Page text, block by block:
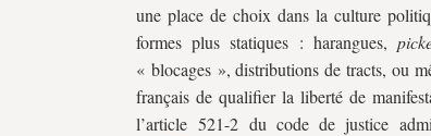
une place de choix dans la culture
formes plus statiques : harangues,
« blocages », distributions de tracts, ou
français de qualifier la liberté de
l’article 521-2 du code de justice